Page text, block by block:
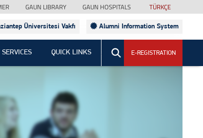
GAUN LIBRARY GAUN HOSPITALS TÜRKÇE
Alumni Information System
Üniversitesi Vakfı
SERVICES QUICK LINKS E-REGISTRATION